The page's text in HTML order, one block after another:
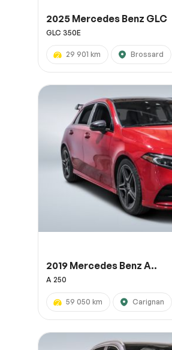
2025 Mercedes Benz GLC
GLC 350E
29 901 km Brossard
2019 Mercedes Benz A..
A 250
59 050 km Carignan